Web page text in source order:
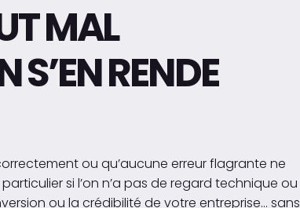
MAL
RENDE
ou qu’aucune erreur flagrante ne
particulier si l’on n’a pas de regard technique ou
ou la crédibilité de votre entreprise… sans